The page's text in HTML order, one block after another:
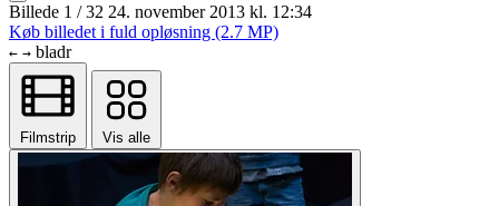
Billede 1 / 32 24. november 2013 kl. 12:34
Køb billedet i fuld opløsning (2.7 MP)
← → bladr
Filmstrip Vis alle